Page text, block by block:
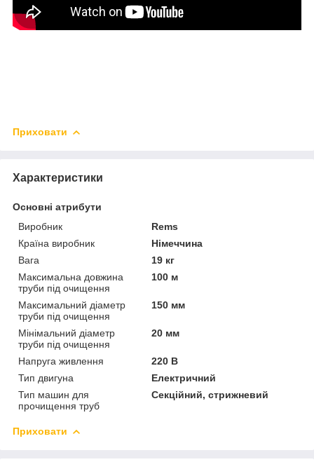
Приховати
Характеристики
Основні атрибути
Виробник
Rems
Країна виробник
Німеччина
Вага
19 кг
Максимальна довжина
труби під очищення
100 м
Максимальний діаметр
труби під очищення
150 мм
Мінімальний діаметр
труби під очищення
20 мм
Напруга живлення
220 В
Тип двигуна
Електричний
Тип машин для
прочищення труб
Секційний, стрижневий
Приховати